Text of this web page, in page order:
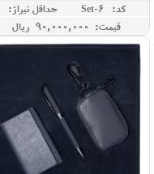
کد: Set-6
حداقل تيراژ: 20
قیمت: 90,000,000 ريال